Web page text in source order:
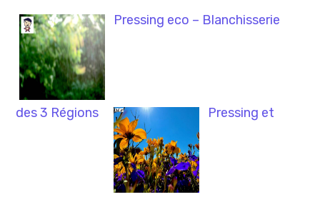
Pressing eco – Blanchisserie
des 3 Régions Pressing et